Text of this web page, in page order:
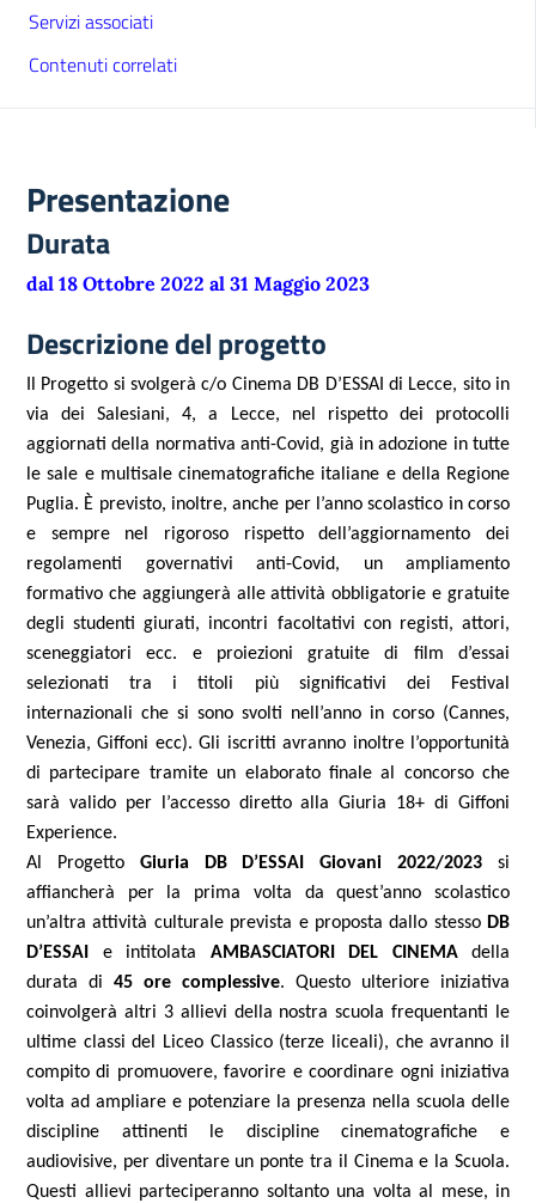
Servizi associati
Contenuti correlati
Presentazione
Durata
dal 18 Ottobre 2022 al 31 Maggio 2023
Descrizione del progetto
Il Progetto si svolgerà c/o Cinema DB D’ESSAI di Lecce, sito in
via dei Salesiani, 4, a Lecce, nel rispetto dei protocolli
aggiornati della normativa anti-Covid, già in adozione in tutte
le sale e multisale cinematografiche italiane e della Regione
Puglia. È previsto, inoltre, anche per l’anno scolastico in corso
e sempre nel rigoroso rispetto dell’aggiornamento dei
regolamenti governativi anti-Covid, un ampliamento
formativo che aggiungerà alle attività obbligatorie e gratuite
degli studenti giurati, incontri facoltativi con registi, attori,
sceneggiatori ecc. e proiezioni gratuite di film d’essai
selezionati tra i titoli più significativi dei Festival
internazionali che si sono svolti nell’anno in corso (Cannes,
Venezia, Giffoni ecc). Gli iscritti avranno inoltre l’opportunità
di partecipare tramite un elaborato finale al concorso che
sarà valido per l’accesso diretto alla Giuria 18+ di Giffoni
Experience.
Al Progetto Giuria DB D’ESSAI Giovani 2022/2023si
affiancherà
per la prima volta da quest’anno scolastico
un’altra attività culturale prevista e proposta dallo stesso DB
D’ESSAI e intitolata AMBASCIATORI DEL CINEMA della
durata di 45 ore complessive. Questo ulteriore iniziativa
coinvolgerà altri 3 allievi della nostra scuola frequentanti le
ultime classi del Liceo Classico (terze liceali), che avranno il
compito di promuovere, favorire e coordinare ogni iniziativa
volta ad ampliare e potenziare la presenza nella scuola delle
discipline attinenti le discipline cinematografiche e
audiovisive, per diventare un ponte tra il Cinema e la Scuola.
Questi allievi parteciperanno soltanto una volta al mese, in